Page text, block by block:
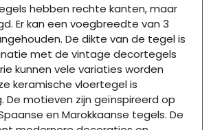
hebben rechte kanten, maar
Er kan een voegbreedte van 3
De dikte van de tegel is
met de vintage decortegels
kunnen vele variaties worden
keramische vloertegel is
De motieven zijn geïnspireerd op
en Marokkaanse tegels. De